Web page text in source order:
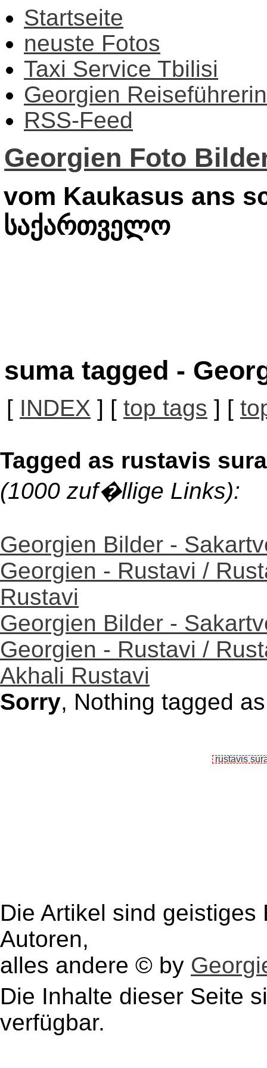
Startseite
neuste Fotos
Taxi Service Tbilisi
Georgien Reiseführerin
RSS-Feed
Georgien Foto
vom Kaukasus ans
საქართველო
suma tagged -
[ INDEX ] [ top tags ] [
Tagged as rustavis
(1000 zuf�llige Links):
Georgien Bilder -
Georgien - Rustavi /
Rustavi
Georgien Bilder -
Georgien - Rustavi /
Akhali Rustavi
Sorry, Nothing tagged
Die Artikel sind
Autoren,
alles andere © by
Die Inhalte dieser Seite
verfügbar.